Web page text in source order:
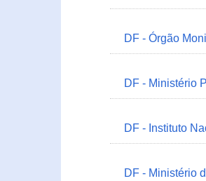
DF - Órgão
DF - Ministério
DF - Instituto
DF - Ministério